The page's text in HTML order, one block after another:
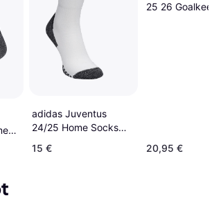
adidas Juventus
24/25 Home Socks
15 €
25 26
20,95 €